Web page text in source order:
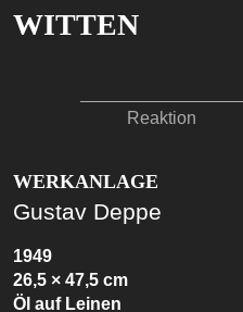
WITTEN
Reaktion
WERKANLAGE
Gustav Deppe
1949
26,5 × 47,5 cm
Öl auf Leinen